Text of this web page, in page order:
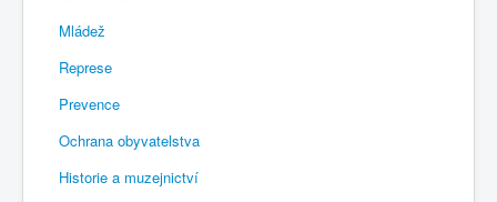
Mládež
Represe
Prevence
Ochrana obyvatelstva
Historie a muzejnictví